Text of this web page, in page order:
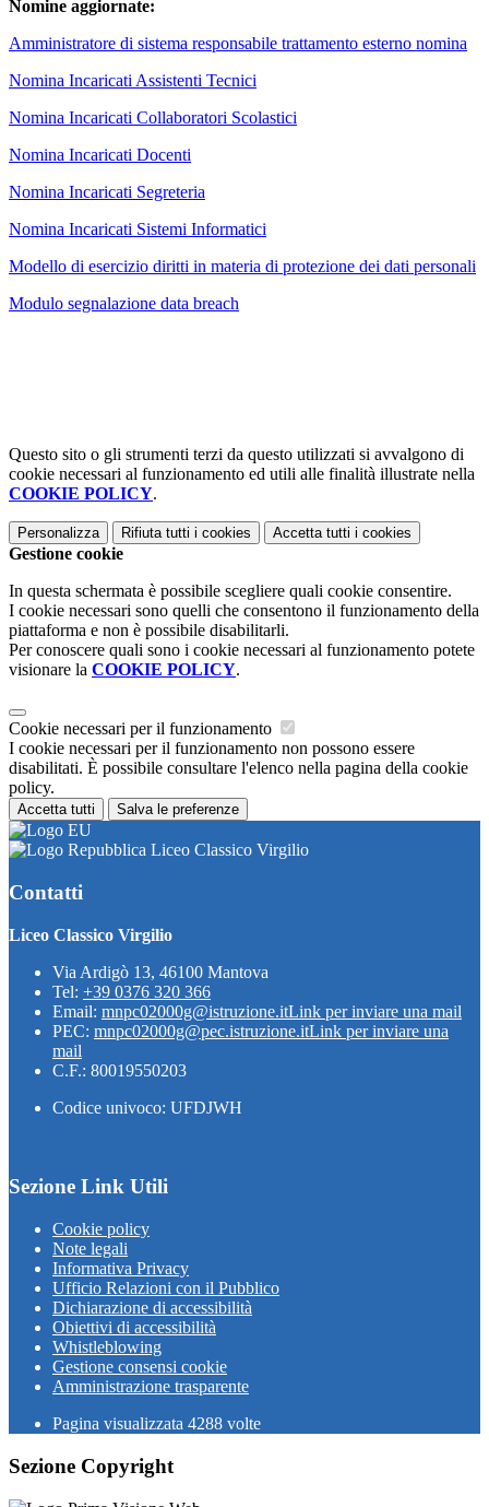
Nomine aggiornate:
Amministratore di sistema responsabile trattamento esterno nomina
Nomina Incaricati Assistenti Tecnici
Nomina Incaricati Collaboratori Scolastici
Nomina Incaricati Docenti
Nomina Incaricati Segreteria
Nomina Incaricati Sistemi Informatici
Modello di esercizio diritti in materia di protezione dei dati personali
Modulo segnalazione data breach
Questo sito o gli strumenti terzi da questo utilizzati si avvalgono di
cookie necessari al funzionamento ed utili alle finalità illustrate nella
COOKIE POLICY.
Personalizza Rifiuta tutti i cookies Accetta tutti i cookies
Gestione cookie
In questa schermata è possibile scegliere quali cookie consentire.
I cookie necessari sono quelli che consentono il funzionamento della
piattaforma e non è possibile disabilitarli.
Per conoscere quali sono i cookie necessari al funzionamento potete
visionare la COOKIE POLICY.
Cookie necessari per il funzionamento
I cookie necessari per il funzionamento non possono essere
disabilitati. È possibile consultare l'elenco nella pagina della cookie
policy.
Accetta tutti Salva le preferenze
Liceo Classico Virgilio
Contatti
Liceo Classico Virgilio
Via Ardigò 13, 46100 Mantova
Tel: +39 0376 320 366
Email: mnpc02000g@istruzione.itLink per inviare una mail
PEC: mnpc02000g@pec.istruzione.itLink per inviare una
mail
C.F.: 80019550203
Codice univoco: UFDJWH
Sezione Link Utili
Cookie policy
Note legali
Informativa Privacy
Ufficio Relazioni con il Pubblico
Dichiarazione di accessibilità
Obiettivi di accessibilità
Whistleblowing
Gestione consensi cookie
Amministrazione trasparente
Pagina visualizzata 4288 volte
Sezione Copyright